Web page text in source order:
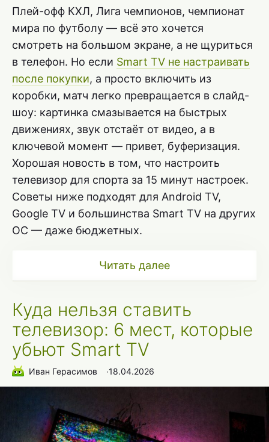
Плей-офф КХЛ, Лига чемпионов, чемпионат
мира по футболу — всё это хочется
смотреть на большом экране, а не щуриться
в телефон. Но если Smart TV не настраивать
после покупки, а просто включить из
коробки, матч легко превращается в слайд-
шоу: картинка смазывается на быстрых
движениях, звук отстаёт от видео, а в
ключевой момент — привет, буферизация.
Хорошая новость в том, что настроить
телевизор для спорта за 15 минут настроек.
Советы ниже подходят для Android TV,
Google TV и большинства Smart TV на других
ОС — даже бюджетных.
Читать далее
Куда нельзя ставить
телевизор: 6 мест, которые
убьют Smart TV
Иван Герасимов ∙18.04.2026